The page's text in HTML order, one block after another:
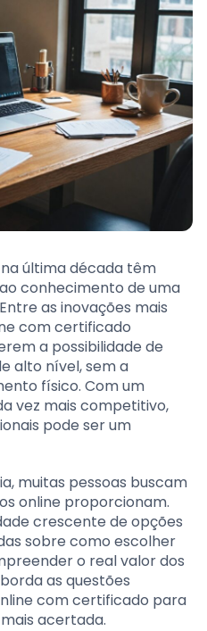
última década têm
conhecimento de uma
as inovações mais
com certificado
a possibilidade de
alto nível, sem a
físico. Com um
vez mais competitivo,
pode ser um
muitas pessoas buscam
online proporcionam.
crescente de opções
sobre como escolher
o real valor dos
as questões
com certificado para
acertada.